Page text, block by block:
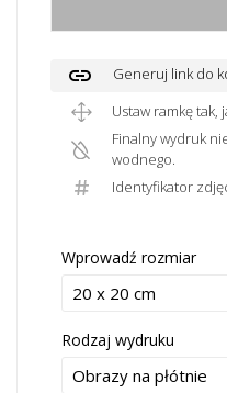
link
Generuj link do
Ustaw ramkę tak,
Finalny wydruk
wodnego.
Identyfikator
Wprowadź rozmiar
Rodzaj wydruku